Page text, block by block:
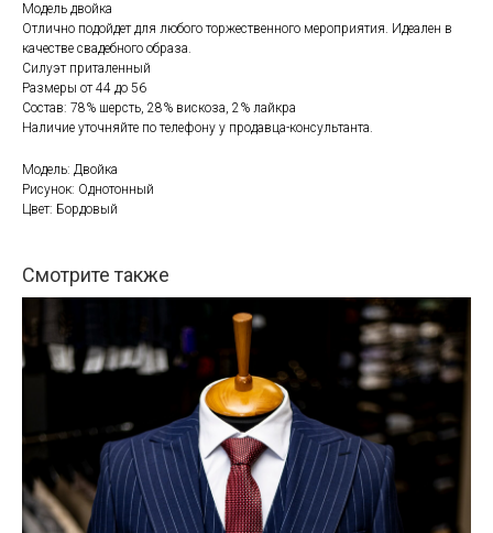
Модель двойка
Отлично подойдет для любого торжественного мероприятия. Идеален в
качестве свадебного образа.
Силуэт приталенный
Размеры от 44 до 56
Состав: 78% шерсть, 28% вискоза, 2% лайкра
Наличие уточняйте по телефону у продавца-консультанта.
Модель: Двойка
Рисунок: Однотонный
Цвет: Бордовый
Смотрите также